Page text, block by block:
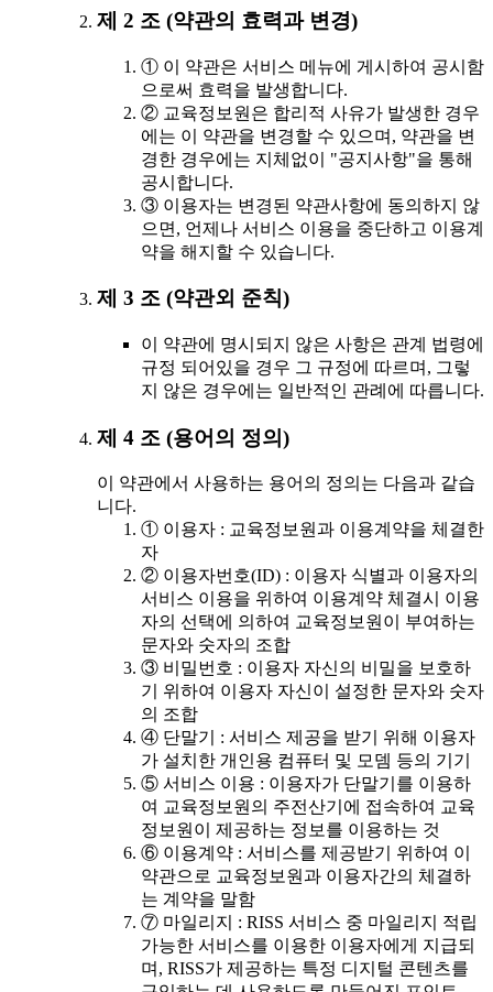
제 2 조 (약관의 효력과 변경)
① 이 약관은 서비스 메뉴에 게시하여 공시함
으로써 효력을 발생합니다.
② 교육정보원은 합리적 사유가 발생한 경우
에는 이 약관을 변경할 수 있으며, 약관을 변
경한 경우에는 지체없이 "공지사항"을 통해
공시합니다.
③ 이용자는 변경된 약관사항에 동의하지 않
으면, 언제나 서비스 이용을 중단하고 이용계
약을 해지할 수 있습니다.
제 3 조 (약관외 준칙)
이 약관에 명시되지 않은 사항은 관계 법령에
규정 되어있을 경우 그 규정에 따르며, 그렇
지 않은 경우에는 일반적인 관례에 따릅니다.
제 4 조 (용어의 정의)
이 약관에서 사용하는 용어의 정의는 다음과 같습
니다.
① 이용자 : 교육정보원과 이용계약을 체결한
자
② 이용자번호(ID) : 이용자 식별과 이용자의
서비스 이용을 위하여 이용계약 체결시 이용
자의 선택에 의하여 교육정보원이 부여하는
문자와 숫자의 조합
③ 비밀번호 : 이용자 자신의 비밀을 보호하
기 위하여 이용자 자신이 설정한 문자와 숫자
의 조합
④ 단말기 : 서비스 제공을 받기 위해 이용자
가 설치한 개인용 컴퓨터 및 모뎀 등의 기기
⑤ 서비스 이용 : 이용자가 단말기를 이용하
여 교육정보원의 주전산기에 접속하여 교육
정보원이 제공하는 정보를 이용하는 것
⑥ 이용계약 : 서비스를 제공받기 위하여 이
약관으로 교육정보원과 이용자간의 체결하
는 계약을 말함
⑦ 마일리지 : RISS 서비스 중 마일리지 적립
가능한 서비스를 이용한 이용자에게 지급되
며, RISS가 제공하는 특정 디지털 콘텐츠를